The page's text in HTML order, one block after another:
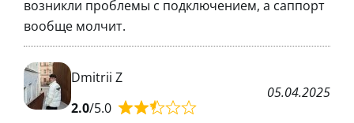
возникли проблемы с подключением, а саппорт
вообще молчит.
Dmitrii Z
2.0/5.0
05.04.2025